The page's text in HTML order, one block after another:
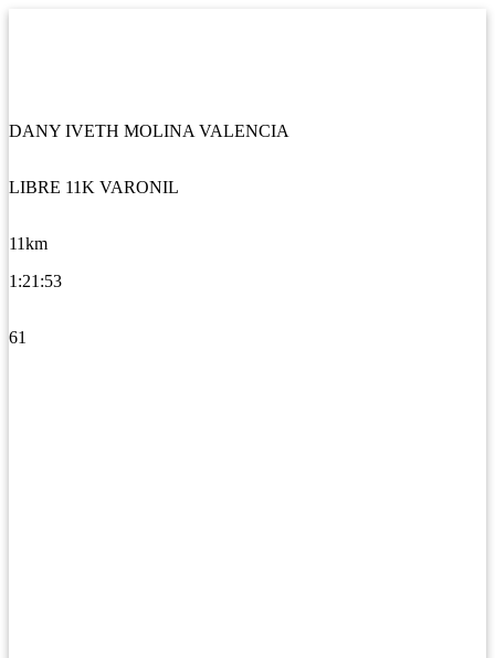
DANY IVETH MOLINA VALENCIA
LIBRE 11K VARONIL
11km
1:21:53
61